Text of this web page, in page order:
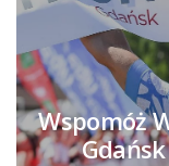
Wspomóż